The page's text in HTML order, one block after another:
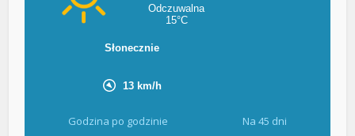
Godzina po godzinie Na 45 dni